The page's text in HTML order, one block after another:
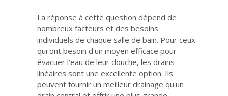
La réponse à cette question dépend de
nombreux facteurs et des besoins
individuels de chaque salle de bain. Pour ceux
qui ont besoin d'un moyen efficace pour
évacuer l'eau de leur douche, les drains
linéaires sont une excellente option. Ils
peuvent fournir un meilleur drainage qu'un